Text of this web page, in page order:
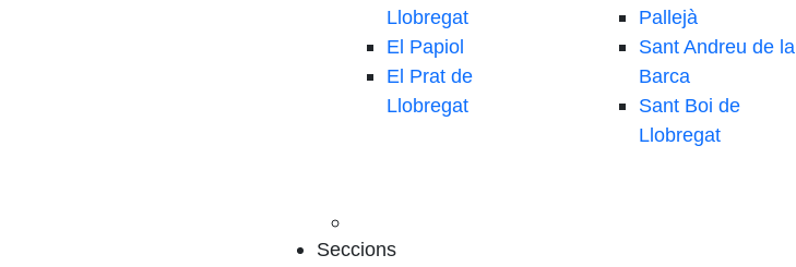
Llobregat
El Papiol
El Prat de
Llobregat
Pallejà
Sant Andreu de la
Barca
Sant Boi de
Llobregat
Seccions